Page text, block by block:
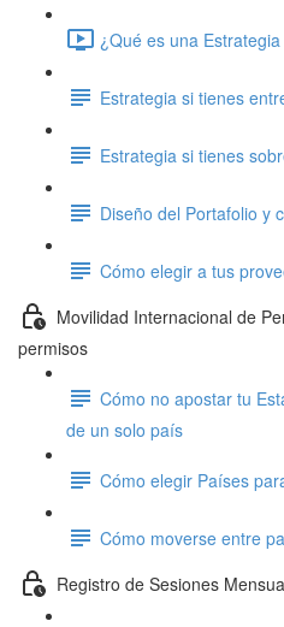
¿Qué es una
Estrategia si tienes
Estrategia si tienes
Diseño del Portafolio y
Cómo elegir a tus
Movilidad Internacional de
permisos
Cómo no apostar tu
de un solo país
Cómo elegir Países
Cómo moverse entre
Registro de Sesiones